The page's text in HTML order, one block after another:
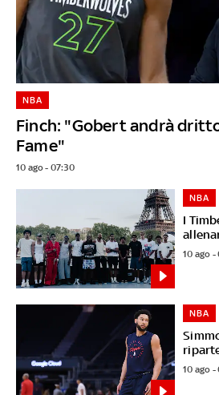
Finch: "Gobert andrà
Fame"
NBA
10 ago - 07:30
I
NBA
10 ago -
NBA
10 ago -